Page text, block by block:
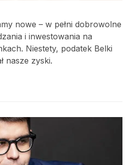
nowe – w pełni dobrowolne
i inwestowania na
Niestety, podatek Belki
nasze zyski.